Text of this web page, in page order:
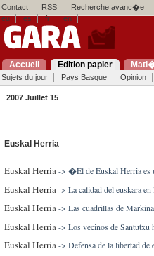
Contact RSS Recherche avanc�e
eu
es fr en
Accueil Edition papier
Sujets du jour Pays Basque Opinion
2007 Juillet 15
Euskal Herria
Euskal Herria-> �El de Euskal Herria es
Euskal Herria-> La calidad del euskara
Euskal Herria-> Las cuadrillas de
Euskal Herria -> Los vecinos de Santutxu
Euskal Herria-> Defensa de la libertad